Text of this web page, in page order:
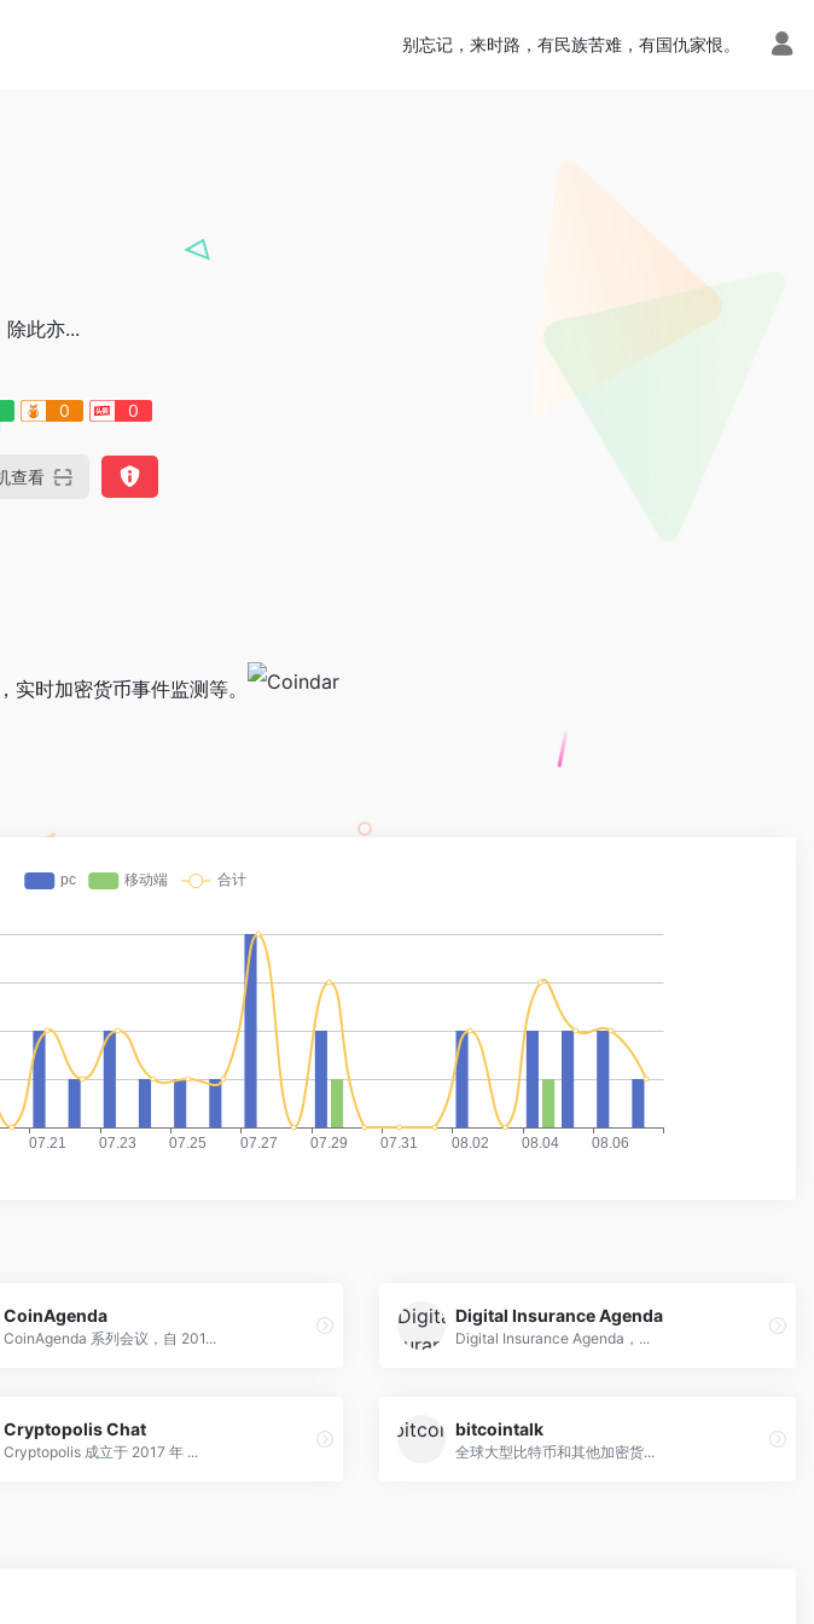
别忘记，来时路，有民族苦难，有国仇家恨。
除此亦...
0 0
查看
时加密货币事件监测等。
CoinAgenda
CoinAgenda 系列会议，自 201...
Digital Insurance Agenda
Digital Insurance Agenda，...
Cryptopolis Chat
Cryptopolis 成立于 2017 年 ...
bitcointalk
全球大型比特币和其他加密货...